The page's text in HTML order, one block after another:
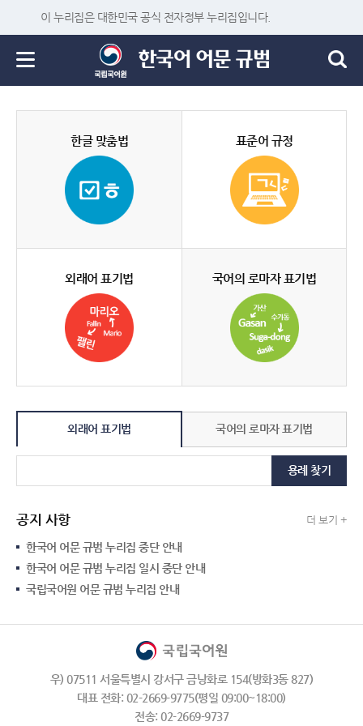
이 누리집은 대한민국 공식 전자정부 누리집입니다.
한글 맞춤법 표준어 규정
외래어 표기법 국어의 로마자 표기법
외래어 표기법 국어의 로마자 표기법
용례 찾기
공지 사항 더 보기 +
한국어 어문 규범 누리집 중단 안내
한국어 어문 규범 누리집 일시 중단 안내
국립국어원 어문 규범 누리집 안내
우) 07511 서울특별시 강서구 금낭화로 154(방화3동 827)
대표 전화: 02-2669-9775(평일 09:00~18:00)
전송: 02-2669-9737